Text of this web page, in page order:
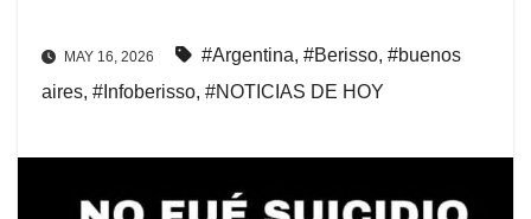
MAY 16, 2026 #Argentina, #Berisso, #buenos
aires, #Infoberisso, #NOTICIAS DE HOY